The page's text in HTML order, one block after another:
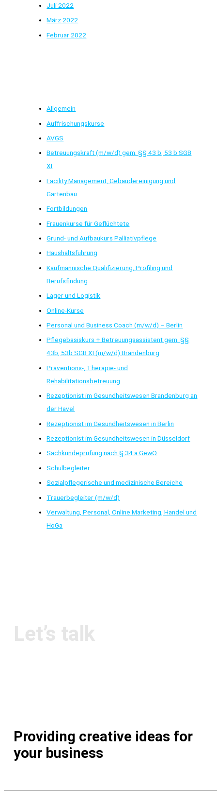
Juli 2022
März 2022
Februar 2022
Allgemein
Auffrischungskurse
AVGS
Betreuungskraft (m/w/d) gem. §§ 43 b, 53 b SGB
XI
Facility Management, Gebäudereinigung und
Gartenbau
Fortbildungen
Frauenkurse für Geflüchtete
Grund- und Aufbaukurs Palliativpflege
Haushaltsführung
Kaufmännische Qualifizierung, Profiling und
Berufsfindung
Lager und Logistik
Online-Kurse
Personal und Business Coach (m/w/d) – Berlin
Pflegebasiskurs + Betreuungsassistent gem. §§
43b, 53b SGB XI (m/w/d) Brandenburg
Präventions-, Therapie- und
Rehabilitationsbetreuung
Rezeptionist im Gesundheitswesen Brandenburg an
der Havel
Rezeptionist im Gesundheitswesen in Berlin
Rezeptionist im Gesundheitswesen in Düsseldorf
Sachkundeprüfung nach § 34 a GewO
Schulbegleiter
Sozialpflegerische und medizinische Bereiche
Trauerbegleiter (m/w/d)
Verwaltung, Personal, Online Marketing, Handel und
HoGa
Let’s talk
Providing creative ideas for
your business